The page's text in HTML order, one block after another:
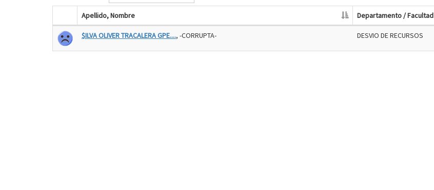
Apellido, Nombre Departamento / Facultad
$ILVA OLIVER TRACALERA GPE...., -CORRUPTA- DESVIO DE RECURSOS